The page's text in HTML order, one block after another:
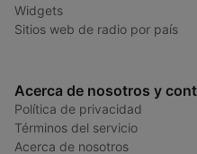
Widgets
Sitios web de radio por país
Acerca de nosotros y
Política de privacidad
Términos del servicio
Acerca de nosotros